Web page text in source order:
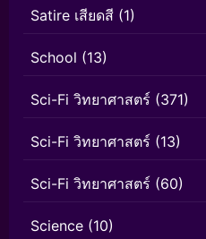
Satire เสียดสี (1)
School (13)
Sci-Fi วิทยาศาสตร์ (371)
Sci-Fi วิทยาศาสตร์ (13)
Sci-Fi วิทยาศาสตร์ (60)
Science (10)